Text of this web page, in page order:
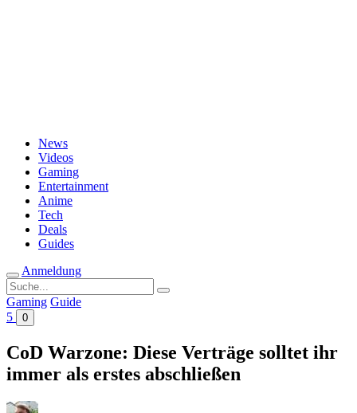
News
Videos
Gaming
Entertainment
Anime
Tech
Deals
Guides
Anmeldung
Suche
nach:
Gaming Guide
5
0
CoD Warzone: Diese Verträge solltet ihr
immer als erstes abschließen